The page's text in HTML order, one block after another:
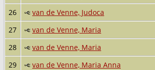
26
van de Venne, Judoca
27
van de Venne, Maria
28
van de Venne, Maria
29
van de Venne, Maria Anna